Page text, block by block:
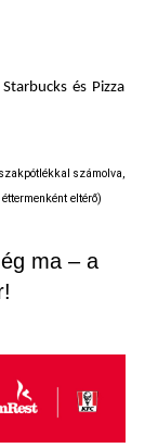
és Pizza
számolva,
eltérő)
ma – a